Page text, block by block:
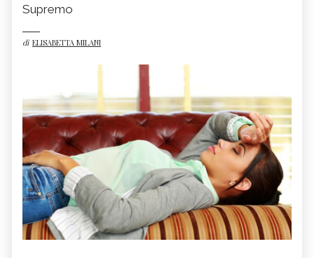
Supremo
di ELISABETTA MILANI